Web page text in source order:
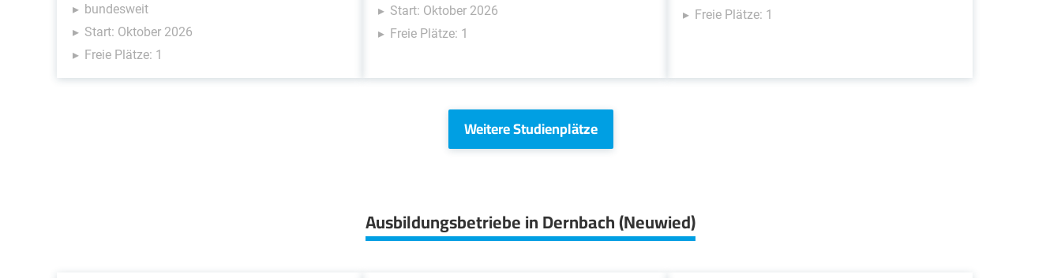
bundesweit
Start: Oktober 2026
Freie Plätze: 1
Start: Oktober 2026
Freie Plätze: 1
Freie Plätze: 1
Weitere Studienplätze
Ausbildungsbetriebe in Dernbach (Neuwied)